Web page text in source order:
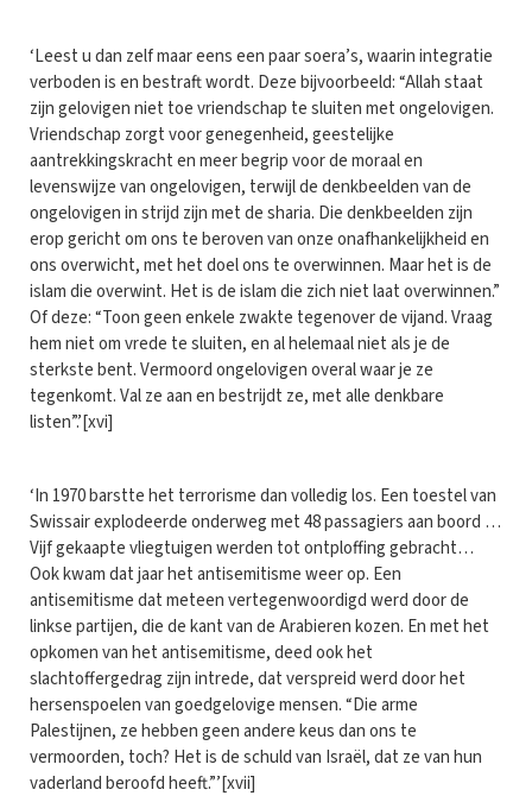
‘Leest u dan zelf maar eens een paar soera’s, waarin integratie
verboden is en bestraft wordt. Deze bijvoorbeeld: “Allah staat
zijn gelovigen niet toe vriendschap te sluiten met ongelovigen.
Vriendschap zorgt voor genegenheid, geestelijke
aantrekkingskracht en meer begrip voor de moraal en
levenswijze van ongelovigen, terwijl de denkbeelden van de
ongelovigen in strijd zijn met de sharia. Die denkbeelden zijn
erop gericht om ons te beroven van onze onafhankelijkheid en
ons overwicht, met het doel ons te overwinnen. Maar het is de
islam die overwint. Het is de islam die zich niet laat overwinnen.”
Of deze: “Toon geen enkele zwakte tegenover de vijand. Vraag
hem niet om vrede te sluiten, en al helemaal niet als je de
sterkste bent. Vermoord ongelovigen overal waar je ze
tegenkomt. Val ze aan en bestrijdt ze, met alle denkbare
listen”.’[xvi]
‘In 1970 barstte het terrorisme dan volledig los. Een toestel van
Swissair explodeerde onderweg met 48 passagiers aan boord …
Vijf gekaapte vliegtuigen werden tot ontploffing gebracht…
Ook kwam dat jaar het antisemitisme weer op. Een
antisemitisme dat meteen vertegenwoordigd werd door de
linkse partijen, die de kant van de Arabieren kozen. En met het
opkomen van het antisemitisme, deed ook het
slachtoffergedrag zijn intrede, dat verspreid werd door het
hersenspoelen van goedgelovige mensen. “Die arme
Palestijnen, ze hebben geen andere keus dan ons te
vermoorden, toch? Het is de schuld van Israël, dat ze van hun
vaderland beroofd heeft.”’[xvii]